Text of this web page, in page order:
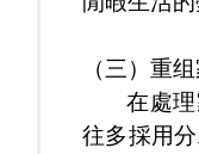
（三）重
在處
往多採用